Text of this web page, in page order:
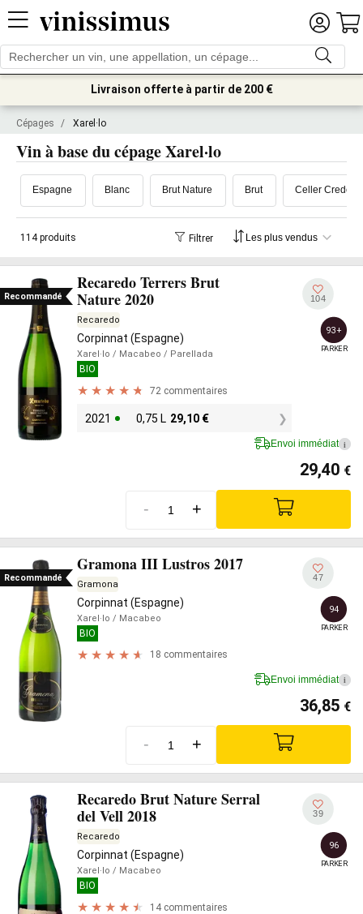
Livraison offerte à partir de 200 €
Cépages / Xarel·lo
Vin à base du cépage Xarel·lo
Espagne Blanc Brut Nature Brut Celler Credo
114 produits Filtrer
Recommandé
Recaredo Terrers Brut
Nature 2020
Recaredo
Corpinnat (Espagne)
Xarel·lo / Macabeo / Parellada
BIO
72 commentaires
2021 0,75 L 29,10 €
104
93+
PARKER
Envoi immédiat i
29,40 €
- +
Recommandé
Gramona III Lustros 2017
Gramona
Corpinnat (Espagne)
Xarel·lo / Macabeo
BIO
18 commentaires
47
94
PARKER
Envoi immédiat i
36,85 €
- +
Recaredo Brut Nature Serral
del Vell 2018
Recaredo
Corpinnat (Espagne)
Xarel·lo / Macabeo
BIO
14 commentaires
39
96
PARKER